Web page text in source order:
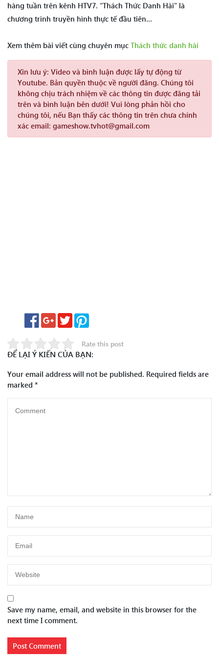
hàng tuần trên kênh HTV7. “Thách Thức Danh Hài” là
chương trình truyền hình thực tế đầu tiên…
Xem thêm bài viết cùng chuyên mục Thách thức danh hài
Xin lưu ý: Video và bình luận được lấy tự động từ
Youtube. Bản quyền thuộc về người đăng. Chúng tôi
không chịu trách nhiệm về các thông tin được đăng tải
trên và bình luận bên dưới! Vui lòng phản hồi cho
chúng tôi, nếu Bạn thấy các thông tin trên chưa chính
xác email: gameshow.tvhot@gmail.com
Rate this post
ĐỂ LẠI Ý KIẾN CỦA BẠN:
Your email address will not be published. Required fields are
marked *
Save my name, email, and website in this browser for the
next time I comment.